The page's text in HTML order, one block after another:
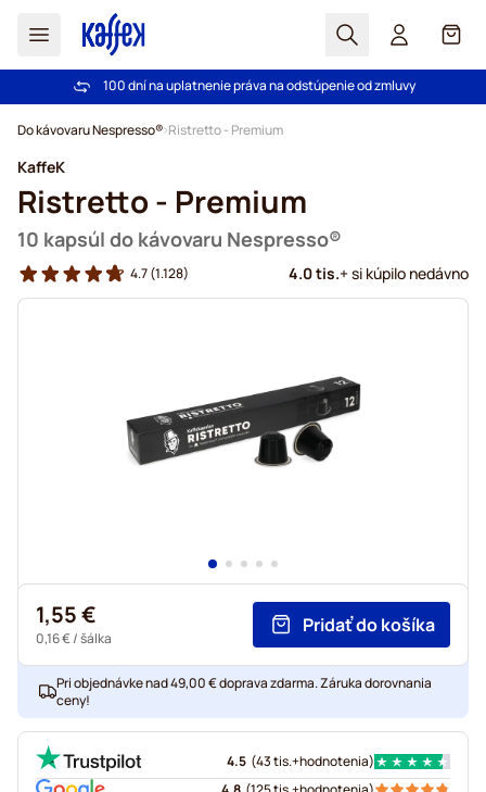
Hľadať Košík
Pri objednávke nad 49,00 € doprava zdarma
100 dní na uplatnenie práva na odstúpenie od zmluvy
Do kávovaru Nespresso® Ristretto - Premium
KaffeK
Ristretto - Premium
10 kapsúl do kávovaru Nespresso®
4.7(1.128) 4.0 tis.+ si kúpilo nedávno
1,55 €
0,16 €/ šálka
Pridať do košíka
Pri objednávke nad 49,00 € doprava zdarma. Záruka dorovnania
ceny!
4.5 (43 tis.+hodnotenia)